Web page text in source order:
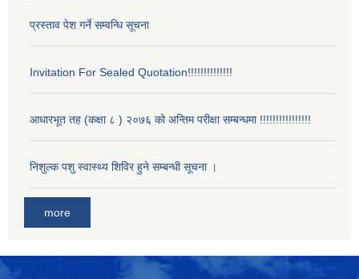
प्रस्ताव पेश गर्ने सम्वन्धि सूचना
Invitation For Sealed Quotation!!!!!!!!!!!!!!
आधारभूत तह (कक्षा ८ ) २०७६ को अन्तिम परीक्षा सम्बन्धमा !!!!!!!!!!!!!!!!
निशुल्क पशु स्वास्थ्य शिविर हुने सम्बन्धी सूचना ।
more